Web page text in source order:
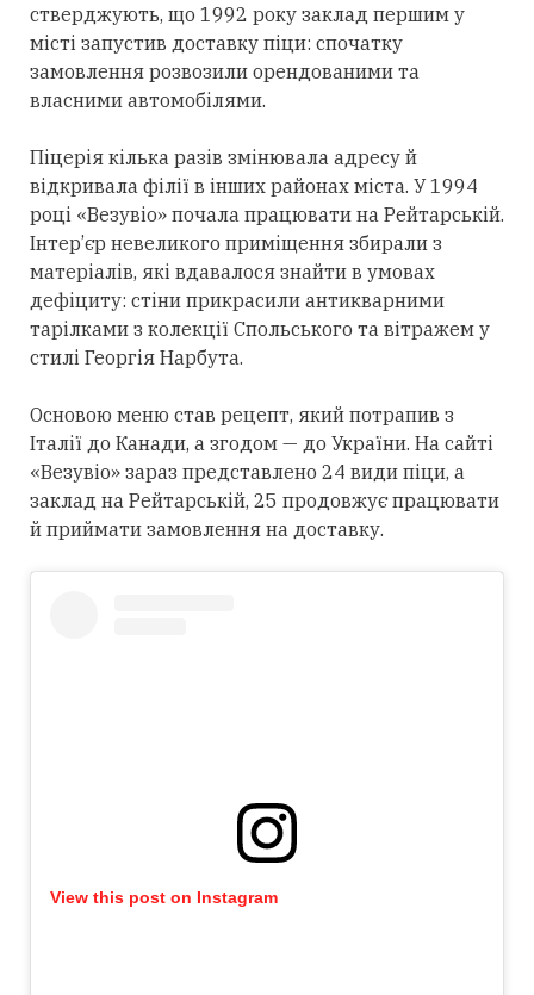
стверджують, що 1992 року заклад першим у
місті запустив доставку піци: спочатку
замовлення розвозили орендованими та
власними автомобілями.
Піцерія кілька разів змінювала адресу й
відкривала філії в інших районах міста. У 1994
році «Везувіо» почала працювати на Рейтарській.
Інтер’єр невеликого приміщення збирали з
матеріалів, які вдавалося знайти в умовах
дефіциту: стіни прикрасили антикварними
тарілками з колекції Спольського та вітражем у
стилі Георгія Нарбута.
Основою меню став рецепт, який потрапив з
Італії до Канади, а згодом — до України. На сайті
«Везувіо» зараз представлено 24 види піци, а
заклад на Рейтарській, 25 продовжує працювати
й приймати замовлення на доставку.
View this post on Instagram